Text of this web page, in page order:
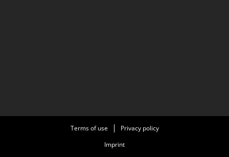
Terms of use
Privacy policy
Imprint